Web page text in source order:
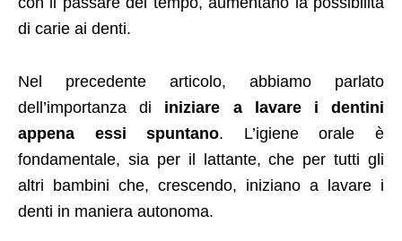
di carie ai denti.
Nel precedente articolo, abbiamo parlato
dell’importanza di iniziare a lavare i dentini
appena essi spuntano. L’igiene orale è
fondamentale, sia per il lattante, che per tutti gli
altri bambini che, crescendo, iniziano a lavare i
denti in maniera autonoma.